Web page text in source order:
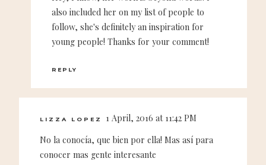
also included her on my list of people to
follow, she's definitely an inspiration for
young people! Thanks for your comment!
REPLY
LIZZA LOPEZ
1 April, 2016 at 11:42 PM
No la conocía, que bien por ella! Mas así para
conocer mas gente interesante